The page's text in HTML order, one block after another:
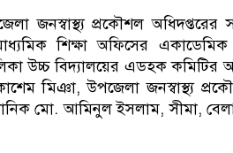
জনস্বাস্থ্য প্রকৌশল
শিক্ষা অফিসের
উচ্চ বিদ্যালয়ের এডহক
মিঞা, উপজেলা জনস্বাস্থ্য
মো. আমিনুল ইসলাম, সীমা,